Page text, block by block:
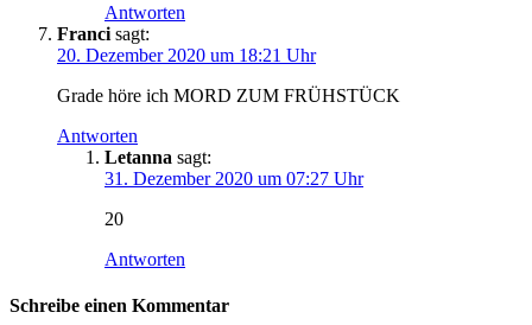
Antworten
Franci sagt:
20. Dezember 2020 um 18:21 Uhr
Grade höre ich MORD ZUM FRÜHSTÜCK
Antworten
Letanna sagt:
31. Dezember 2020 um 07:27 Uhr
20
Antworten
Schreibe einen Kommentar